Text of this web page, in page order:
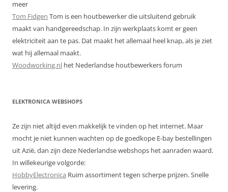
meer
Tom Fidgen Tom is een houtbewerker die uitsluitend gebruik
maakt van handgereedschap. In zijn werkplaats komt er geen
elektriciteit aan te pas. Dat maakt het allemaal heel knap, als je ziet
wat hij allemaal maakt.
Woodworking.nl het Nederlandse houtbewerkers forum
ELEKTRONICA WEBSHOPS
Ze zijn niet altijd even makkelijk te vinden op het internet. Maar
mocht je niet kunnen wachten op de goedkope E-bay bestellingen
uit Azië, dan zijn deze Nederlandse webshops het aanraden waard.
In willekeurige volgorde:
HobbyElectronica Ruim assortiment tegen scherpe prijzen. Snelle
levering.